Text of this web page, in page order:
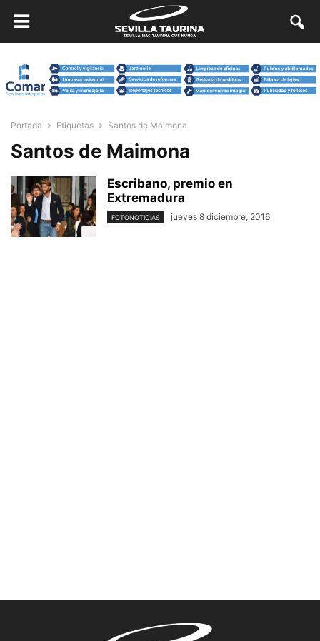
Portada Etiquetas Santos de Maimona
Santos de Maimona
Escribano, premio en
Extremadura
FOTONOTICIAS jueves 8 diciembre, 2016